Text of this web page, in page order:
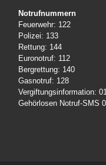
Notrufnummern
Feuerwehr: 122
Polizei: 133
Rettung: 144
Euronotruf: 112
Bergrettung: 140
Gasnotruf: 128
Vergiftungsinformation:
Gehörlosen Notruf-SMS